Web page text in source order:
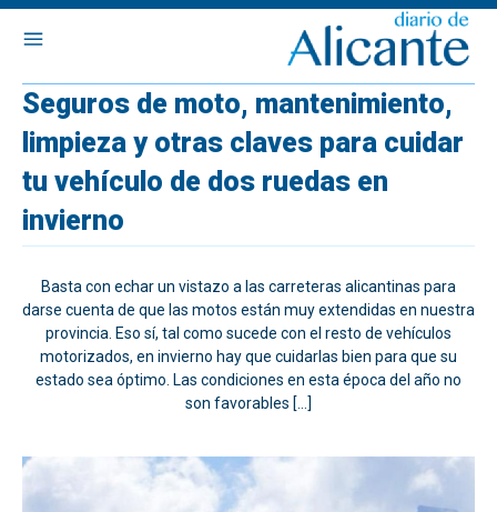
Seguros de moto, mantenimiento,
limpieza y otras claves para cuidar
tu vehículo de dos ruedas en
invierno
Basta con echar un vistazo a las carreteras alicantinas para
darse cuenta de que las motos están muy extendidas en nuestra
provincia. Eso sí, tal como sucede con el resto de vehículos
motorizados, en invierno hay que cuidarlas bien para que su
estado sea óptimo. Las condiciones en esta época del año no
son favorables […]